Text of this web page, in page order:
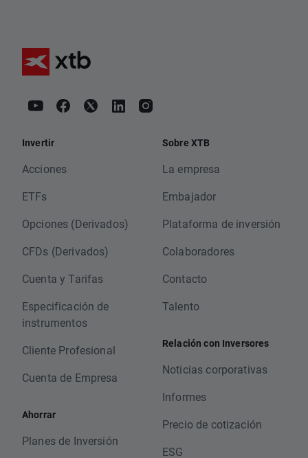
Invertir
Acciones
ETFs
Opciones (Derivados)
CFDs (Derivados)
Cuenta y Tarifas
Especificación de
instrumentos
Cliente Profesional
Cuenta de Empresa
Ahorrar
Planes de Inversión
Sobre XTB
La empresa
Embajador
Plataforma de inversión
Colaboradores
Contacto
Talento
Relación con Inversores
Noticias corporativas
Informes
Precio de cotización
ESG